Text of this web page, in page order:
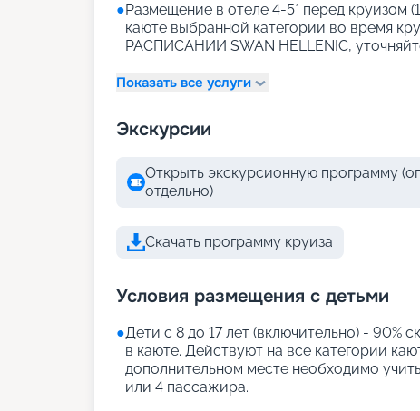
●Размещение в отеле 4-5* перед круизом
каюте выбранной категории во время
РАСПИСАНИИ SWAN HELLENIC,
Показать все услуги
Экскурсии
Открыть экскурсионную программу
отдельно)
Скачать программу круиза
Условия размещения с детьми
●Дети с 8 до 17 лет (включительно) - 90%
в каюте. Действуют на все категории
дополнительном месте необходимо
или 4 пассажира.